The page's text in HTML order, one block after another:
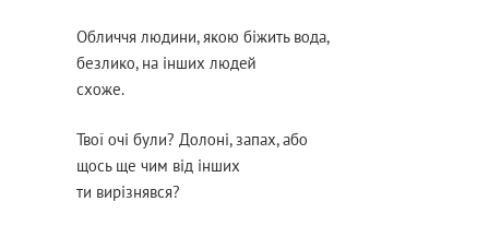
Обличчя людини, якою біжить вода,
безлико, на інших людей
схоже.
Твої очі були? Долоні, запах, або
щось ще чим від інших
ти вирізнявся?